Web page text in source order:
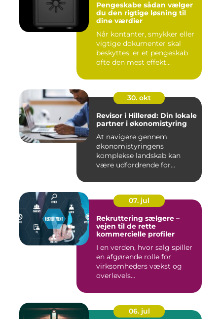
Pengeskabe sådan vælger
du den rigtige løsning til
dine værdier
Når kontanter, smykker eller
vigtige dokumenter skal
beskyttes, er et pengeskab
ofte den mest effekt...
30. okt
Revisor i Hillerød: Din lokale
partner i økonomistyring
At navigere gennem
økonomistyringens
komplekse landskab kan
være udfordrende for
07. jul
Rekruttering sælgere –
vejen til de rette
kommercielle profiler
I en verden, hvor salg spiller
en afgørende rolle for
virksomheders vækst og
overlevels...
06. jul